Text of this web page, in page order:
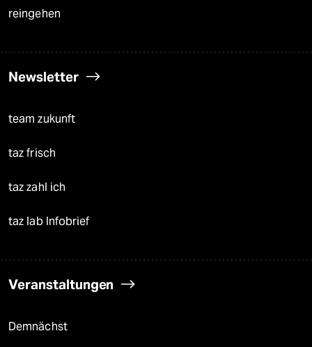
reingehen
Newsletter
team zukunft
taz frisch
taz zahl ich
taz lab Infobrief
Veranstaltungen
Demnächst